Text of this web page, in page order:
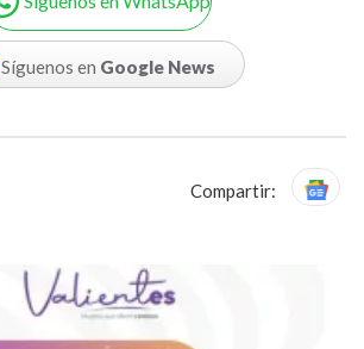
Síguenos en Google News
Compartir: